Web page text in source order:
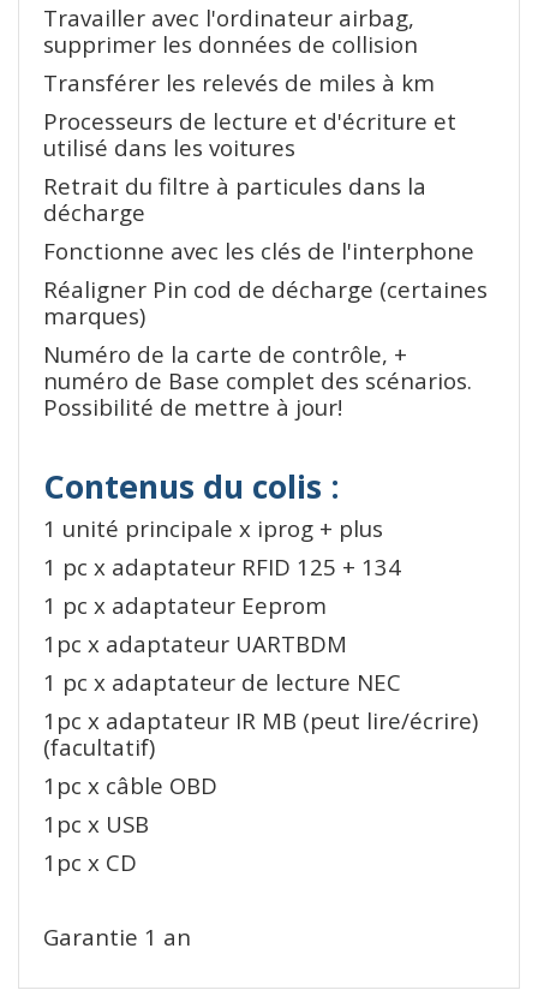
Travailler avec l'ordinateur airbag,
supprimer les données de collision
Transférer les relevés de miles à km
Processeurs de lecture et d'écriture et
utilisé dans les voitures
Retrait du filtre à particules dans la
décharge
Fonctionne avec les clés de l'interphone
Réaligner Pin cod de décharge (certaines
marques)
Numéro de la carte de contrôle, +
numéro de Base complet des scénarios.
Possibilité de mettre à jour!
Contenus du colis :
1 unité principale x iprog + plus
1 pc x adaptateur RFID 125 + 134
1 pc x adaptateur Eeprom
1pc x adaptateur UARTBDM
1 pc x adaptateur de lecture NEC
1pc x adaptateur IR MB (peut lire/écrire)
(facultatif)
1pc x câble OBD
1pc x USB
1pc x CD
Garantie 1 an